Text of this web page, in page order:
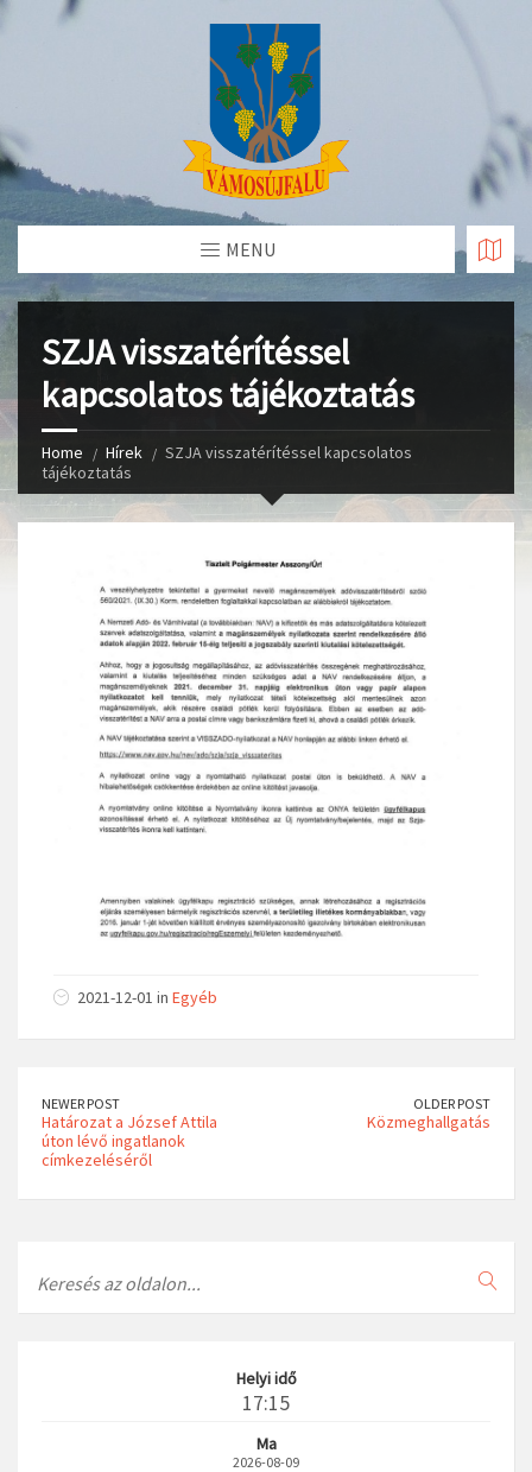
Skip
MENU
SZJA visszatérítéssel
kapcsolatos tájékoztatás
Home Hírek
SZJA visszatérítéssel kapcsolatos
tájékoztatás
2021-12-01 in Egyéb
NEWER POST
Határozat a József Attila
úton lévő ingatlanok
címkezeléséről
OLDER POST
Közmeghallgatás
Helyi idő
17:15
Ma
2026-08-09